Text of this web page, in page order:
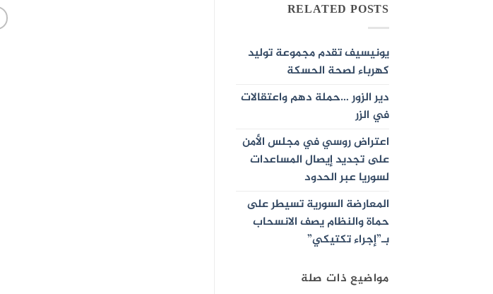
RELATED POSTS
يونيسيف تقدم مجموعة توليد
كهرباء لصحة الحسكة
دير الزور …حملة دهم واعتقالات
في الزر
اعتراض روسي في مجلس الأمن
على تجديد إيصال المساعدات
لسوريا عبر الحدود
المعارضة السورية تسيطر على
حماة والنظام يصف الانسحاب
بـ”إجراء تكتيكي”
مواضيع ذات صلة